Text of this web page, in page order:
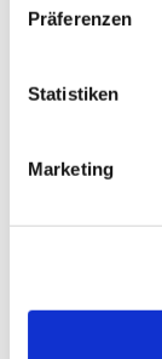
Präferenzen
Statistiken
Marketing
Dem
Für Kinder
in den